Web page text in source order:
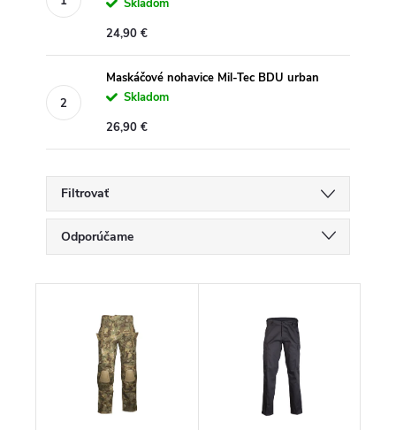
Skladom
24,90 €
Maskáčové nohavice Mil-Tec BDU urban
Skladom
26,90 €
Filtrovať
d
Odporúčame
Najpredávanejšie
Abecedne